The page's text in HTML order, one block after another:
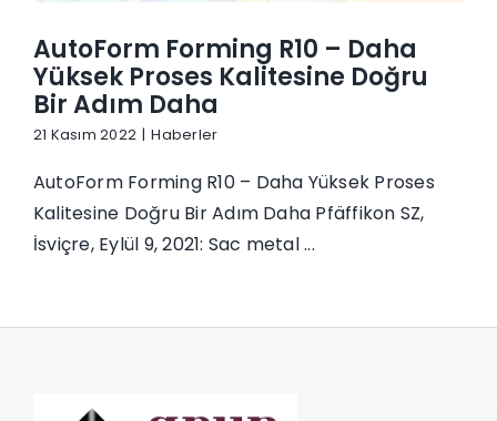
AutoForm Forming R10 – Daha
Yüksek Proses Kalitesine Doğru
Bir Adım Daha
21 Kasım 2022 | Haberler
AutoForm Forming R10 – Daha Yüksek Proses
Kalitesine Doğru Bir Adım Daha Pfäffikon SZ,
İsviçre, Eylül 9, 2021: Sac metal ...